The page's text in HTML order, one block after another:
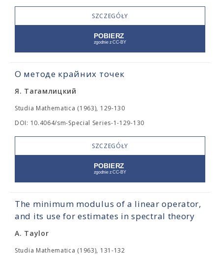
SZCZEGÓŁY
О методе крайних точек
Я. Тагамлицкий
Studia Mathematica (1963), 129-130
DOI: 10.4064/sm-Special Series-1-129-130
SZCZEGÓŁY
The minimum modulus of a linear operator,
and its use for estimates in spectral theory
A. Taylor
Studia Mathematica (1963), 131-132